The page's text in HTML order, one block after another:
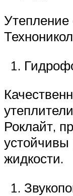
Роклайт,
устойчивы
жидкости.